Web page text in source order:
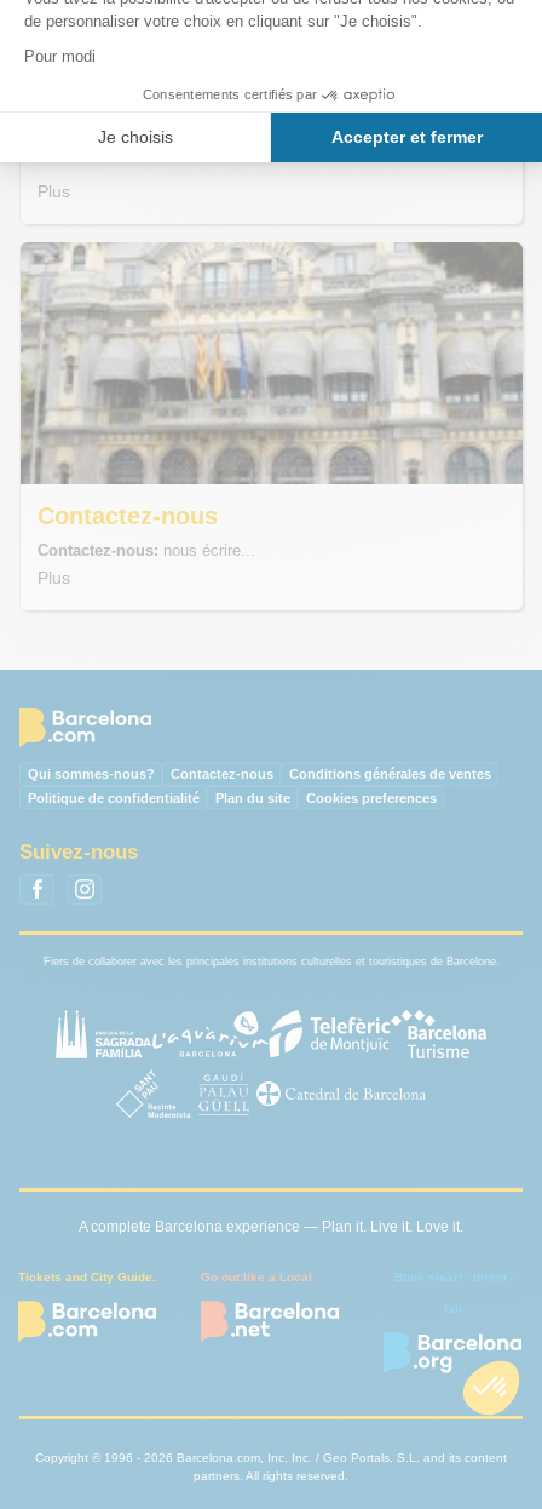
personnelles en tant que contrôleur de données. Nous traitons vos
aux dispositions de la loi sur la protection des données. Cette
déclaration de confidentialité vous informe sur la manière,
l'étendue et les finalités du traitement des données personnelles
des clients utilisant le site web Barcelona.com.
Plus
Contactez-nous
Contactez-nous: nous écrire...
Plus
Qui sommes-nous? Contactez-nous
Conditions générales de ventes
Politique de confidentialité
Plan du site Cookies preferences
Suivez-nous
Fiers de collaborer avec les principales institutions culturelles et touristiques de Barcelone.
A complete Barcelona experience — Plan it. Live it. Love it.
Tickets and City Guide. Go out like a Local Book smart - direct -
fair
Copyright © 1996 - 2026 Barcelona.com, Inc, Inc. / Geo Portals, S.L. and its content
partners. All rights reserved.